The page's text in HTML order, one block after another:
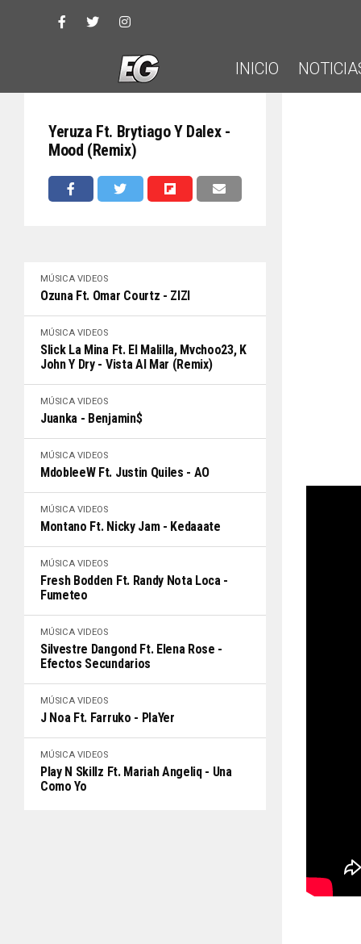
INICIO
Yeruza Ft. Brytiago Y Dalex -
Mood (Remix)
MÚSICA VIDEOS
Ozuna Ft. Omar Courtz - ZIZI
MÚSICA VIDEOS
Slick La Mina Ft. El Malilla, Mvchoo23, K
John Y Dry - Vista Al Mar (Remix)
MÚSICA VIDEOS
Juanka - Benjamin$
MÚSICA VIDEOS
MdobleeW Ft. Justin Quiles - AO
MÚSICA VIDEOS
Montano Ft. Nicky Jam - Kedaaate
MÚSICA VIDEOS
Fresh Bodden Ft. Randy Nota Loca -
Fumeteo
MÚSICA VIDEOS
Silvestre Dangond Ft. Elena Rose -
Efectos Secundarios
MÚSICA VIDEOS
J Noa Ft. Farruko - PlaYer
MÚSICA VIDEOS
Play N Skillz Ft. Mariah Angeliq - Una
Como Yo